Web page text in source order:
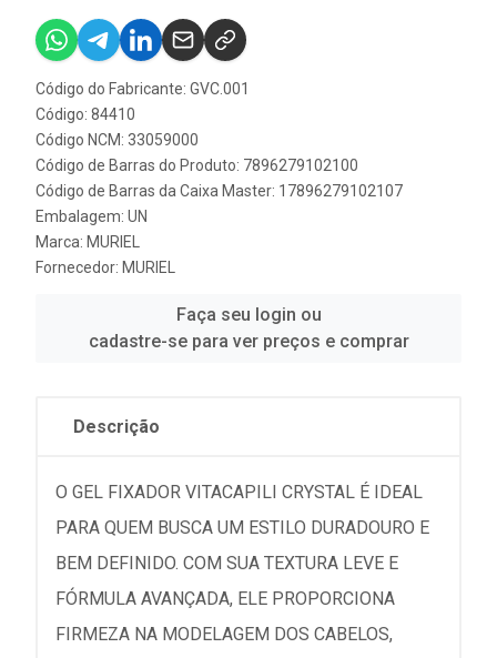
Código do Fabricante: GVC.001
Código: 84410
Código NCM: 33059000
Código de Barras do Produto: 7896279102100
Código de Barras da Caixa Master: 17896279102107
Embalagem: UN
Marca: MURIEL
Fornecedor: MURIEL
Faça seu login ou
cadastre-se para ver preços e comprar
Descrição
O GEL FIXADOR VITACAPILI CRYSTAL É IDEAL
PARA QUEM BUSCA UM ESTILO DURADOURO E
BEM DEFINIDO. COM SUA TEXTURA LEVE E
FÓRMULA AVANÇADA, ELE PROPORCIONA
FIRMEZA NA MODELAGEM DOS CABELOS,